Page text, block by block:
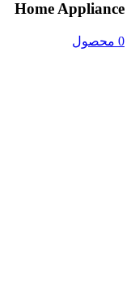
Home Appliance
0 محصول